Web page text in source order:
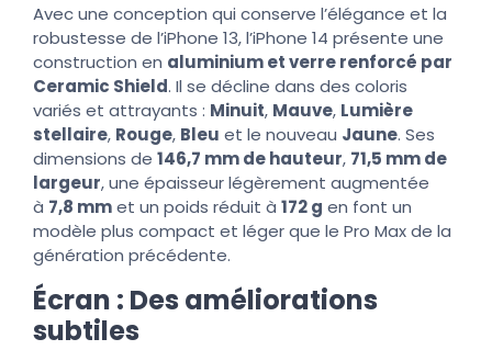
Avec une conception qui conserve l’élégance et la
robustesse de l’iPhone 13, l’iPhone 14 présente une
construction en aluminium et verre renforcé par
Ceramic Shield. Il se décline dans des coloris
variés et attrayants : Minuit, Mauve, Lumière
stellaire, Rouge, Bleu et le nouveau Jaune. Ses
dimensions de 146,7 mm de hauteur, 71,5 mm de
largeur, une épaisseur légèrement augmentée
à 7,8 mmet un poids réduit à 172 g en font un
modèle plus compact et léger que le Pro Max de la
génération précédente.
Écran : Des améliorations
subtiles